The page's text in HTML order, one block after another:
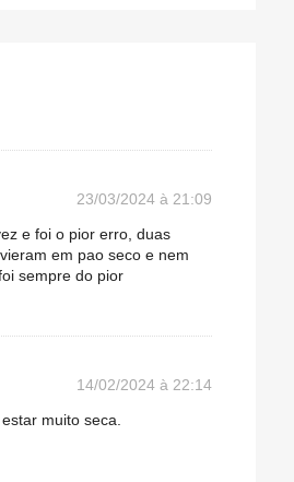
23/03/2024 à 21:09
e foi o pior erro, duas
em pao seco e nem
sempre do pior
14/02/2024 à 22:14
muito seca.